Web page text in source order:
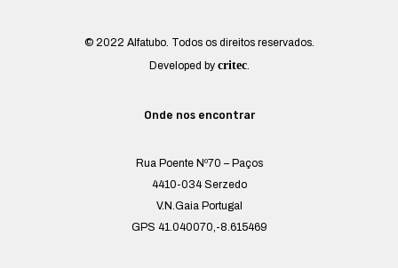
© 2022 Alfatubo. Todos os direitos reservados.
Developed by critec.
Onde nos encontrar
Rua Poente Nº70 – Paços
4410-034 Serzedo
V.N.Gaia Portugal
GPS 41.040070,-8.615469